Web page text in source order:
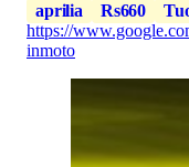
aprilia
Rs660
https://
inmoto